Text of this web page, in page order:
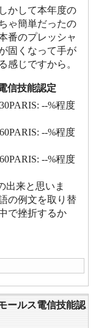
かして本年度の
ゃ簡単だったの
番のプレッシャ
固くなって手が
感じですから。
信技能認定
--%程度
--%程度
--%程度
出来と思いま
の例文を取り替
で挫折するか
ールス電信技能認